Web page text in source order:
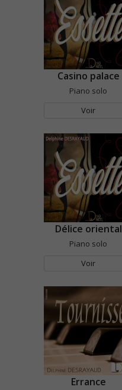
Casino palace
Piano solo
Voir
Délice oriental
Piano solo
Voir
Errance